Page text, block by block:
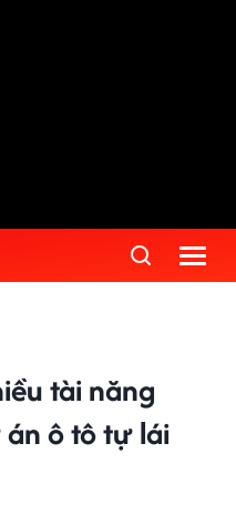
tài năng
ô tô tự lái